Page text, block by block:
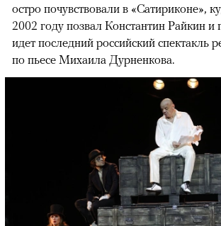
остро почувствовали в «Сатириконе»,
2002 году позвал Константин Райкин и
идет последний российский спектакль
по пьесе Михаила Дурненкова.